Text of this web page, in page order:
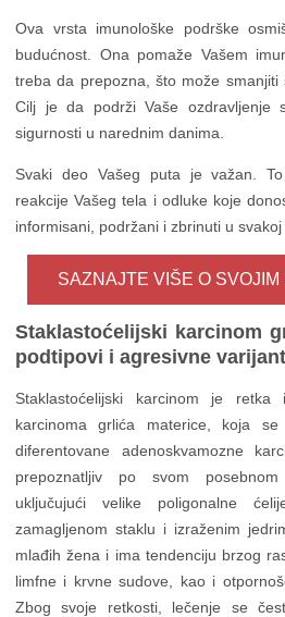
Ova vrsta imunološke podrške
budućnost. Ona pomaže Vašem
treba da prepozna, što može smanjiti
Cilj je da podrži Vaše ozdravljenje
sigurnosti u narednim danima.
Svaki deo Vašeg puta je važan. To
reakcije Vašeg tela i odluke koje
informisani, podržani i zbrinuti u svakoj
SAZNAJTE VIŠE O
Staklastoćelijski karcinom
podtipovi i agresivne
Staklastoćelijski karcinom je
karcinoma grlića materice, koja
diferentovane adenoskvamozne
prepoznatljiv po svom posebnom
uključujući velike poligonalne
zamagljenom staklu i izraženim
mlađih žena i ima tendenciju brzog
limfne i krvne sudove, kao i
Zbog svoje retkosti, lečenje se